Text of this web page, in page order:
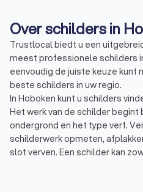
Over schilders in
Trustlocal biedt u een
meest professionele schilders
eenvoudig de juiste keuze kunt
beste schilders in uw regio.
In Hoboken kunt u schilders
Het werk van de schilder
ondergrond en het type verf.
schilderwerk opmeten,
slot verven. Een schilder kan